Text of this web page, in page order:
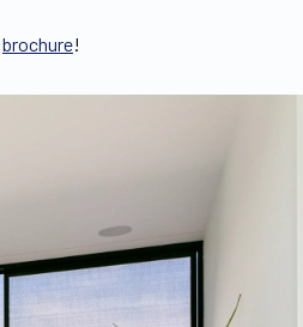
brochure!